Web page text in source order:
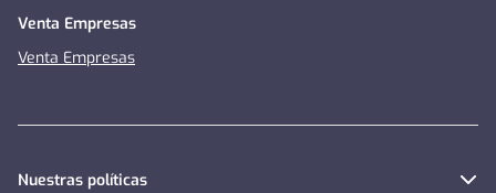
Venta Empresas
Venta Empresas
Nuestras políticas